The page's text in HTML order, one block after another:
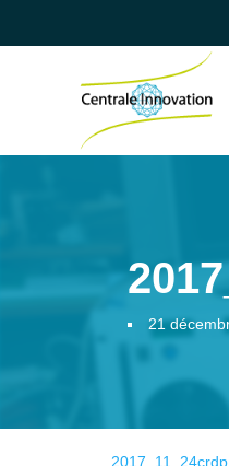
ACCUEIL
21
2017_11_24crdp